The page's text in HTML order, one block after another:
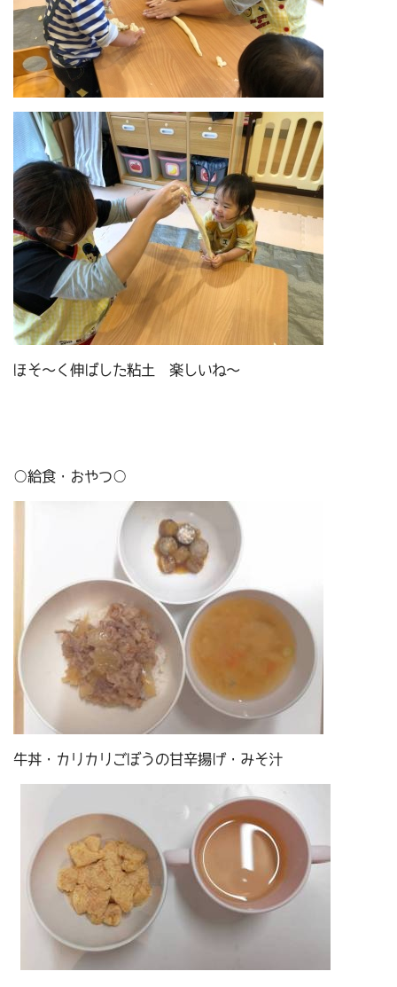
ほそ～く伸ばした粘土 楽しいね～
○給食・おやつ○
牛丼・カリカリごぼうの甘辛揚げ・みそ汁